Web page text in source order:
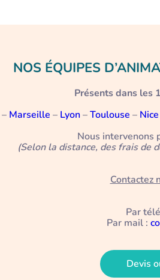
NOS ÉQUIPES
Présents dans les
– Marseille – Lyon–Toulouse – Nice
Nous intervenons
(Selon la distance, des frais de
Contactez
Par
Par mail :
Devis